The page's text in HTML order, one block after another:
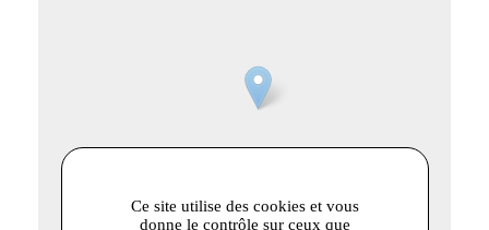
Ce site utilise des cookies et vous
donne le contrôle sur ceux que